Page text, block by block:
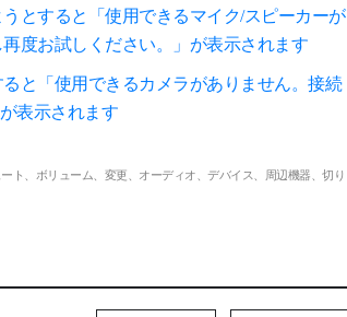
とすると「使用できるマイク/スピーカーが
度お試しください。」が表示されます
と「使用できるカメラがありません。接続
表示されます
ト、ボリューム、変更、オーディオ、デバイス、周辺機器、切り